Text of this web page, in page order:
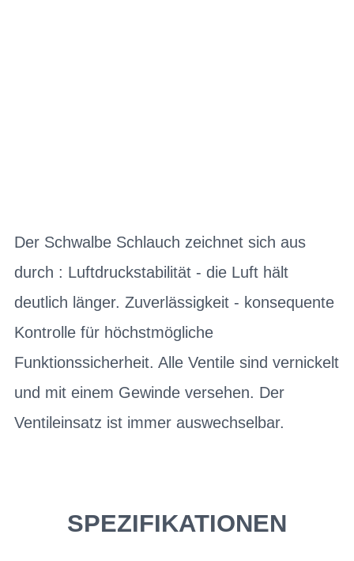
Der Schwalbe Schlauch zeichnet sich aus
durch : Luftdruckstabilität - die Luft hält
deutlich länger. Zuverlässigkeit - konsequente
Kontrolle für höchstmögliche
Funktionssicherheit. Alle Ventile sind vernickelt
und mit einem Gewinde versehen. Der
Ventileinsatz ist immer auswechselbar.
SPEZIFIKATIONEN